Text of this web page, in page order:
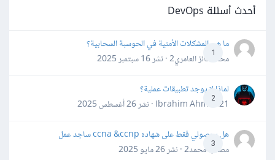
أحدث أسئلة DevOps
1
ما هي المشكلات الأمنية في الحوسبة السحابية؟
محمد فائز العامري2 · نشر
16 سبتمبر 2025
2
لماذا لا يوجد تطبيقات عملية؟
Ibrahim Ahmed21 · نشر
26 أغسطس 2025
3
هل بحصولي فقط على شهاده ccna &ccnp ساجد عمل
مصعب محمد2 · نشر
26 مايو 2025